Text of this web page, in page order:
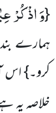
{وَ اذْكُرْ
ہمارے
کرو۔} اس
خلاصہ